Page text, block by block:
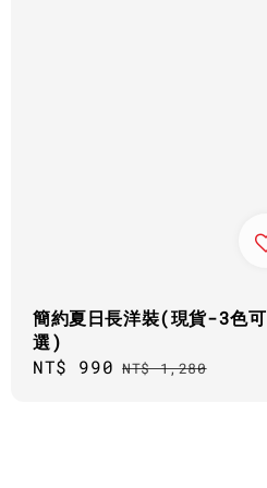
簡約夏日長洋裝(現貨-3色可
選)
Sale
NT$ 990 Regular
NT$ 1,280